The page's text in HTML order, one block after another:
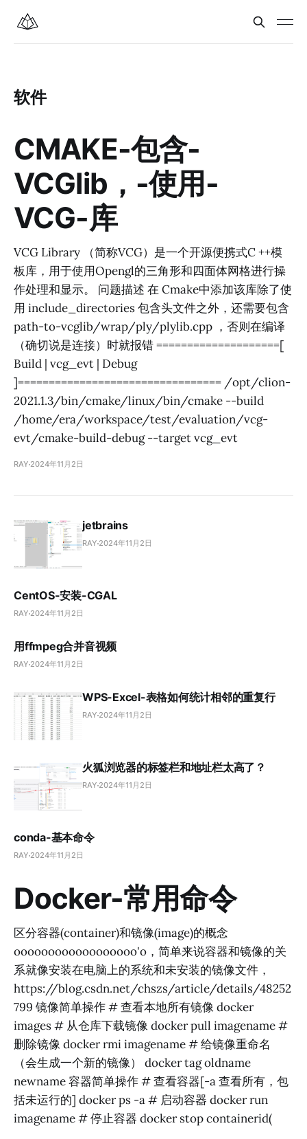
软件
CMAKE-包含-
VCGlib，-使用-
VCG-库
VCG Library （简称VCG）是一个开源便携式C ++模
板库，用于使用Opengl的三角形和四面体网格进行操
作处理和显示。 问题描述 在 Cmake中添加该库除了使
用 include_directories 包含头文件之外，还需要包含
path-to-vcglib/wrap/ply/plylib.cpp ，否则在编译
（确切说是连接）时就报错 ====================[
Build | vcg_evt | Debug
]================================= /opt/clion-
2021.1.3/bin/cmake/linux/bin/cmake --build
/home/era/workspace/test/evaluation/vcg-
evt/cmake-build-debug --target vcg_evt
RAY 2024年11月2日
jetbrains
RAY 2024年11月2日
CentOS-安装-CGAL
RAY 2024年11月2日
用ffmpeg合并音视频
RAY 2024年11月2日
WPS-Excel-表格如何统计相邻的重复行
RAY 2024年11月2日
火狐浏览器的标签栏和地址栏太高了？
RAY 2024年11月2日
conda-基本命令
RAY 2024年11月2日
Docker-常用命令
区分容器(container)和镜像(image)的概念
oooooooooooooooooo'o，简单来说容器和镜像的关
系就像安装在电脑上的系统和未安装的镜像文件，
https://blog.csdn.net/chszs/article/details/48252
799 镜像简单操作 # 查看本地所有镜像 docker
images # 从仓库下载镜像 docker pull imagename #
删除镜像 docker rmi imagename # 给镜像重命名
（会生成一个新的镜像） docker tag oldname
newname 容器简单操作 # 查看容器[-a 查看所有，包
括未运行的] docker ps -a # 启动容器 docker run
imagename # 停止容器 docker stop containerid(